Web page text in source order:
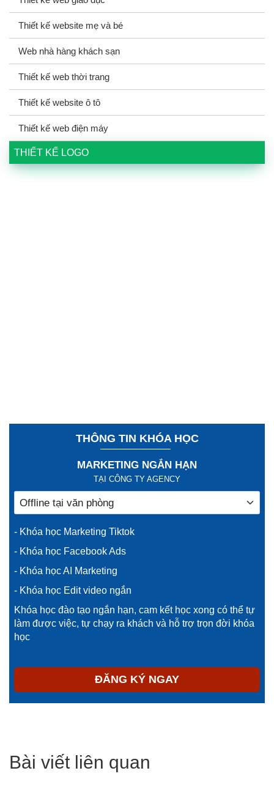
Thiết kế website mẹ và bé
Web nhà hàng khách sạn
Thiết kế web thời trang
Thiết kế website ô tô
Thiết kế web điện máy
THIẾT KẾ LOGO
THÔNG TIN KHÓA HỌC
MARKETING NGẮN HẠN
TẠI CÔNG TY AGENCY
- Khóa học Marketing Tiktok
- Khóa học Facebook Ads
- Khóa học AI Marketing
- Khóa học Edit video ngắn
Khóa học đào tạo ngắn hạn, cam kết học xong có thể tự
làm được việc, tự chạy ra khách và hỗ trợ trọn đời khóa
học
ĐĂNG KÝ NGAY
Bài viết liên quan